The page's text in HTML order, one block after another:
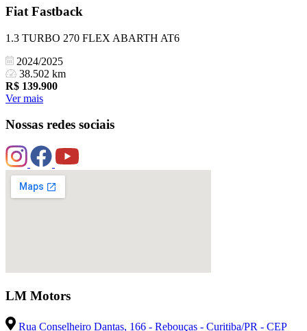
Fiat Fastback
1.3 TURBO 270 FLEX ABARTH AT6
2024/2025
38.502 km
R$ 139.900
Ver mais
Nossas redes sociais
LM Motors
Rua Conselheiro Dantas, 166 - Rebouças - Curitiba/PR - CEP